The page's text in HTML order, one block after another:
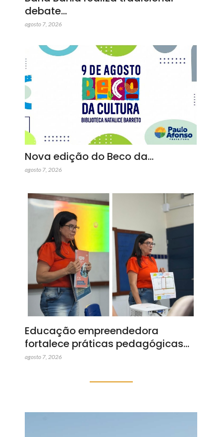
debate…
agosto 7, 2026
Nova edição do Beco da…
agosto 7, 2026
Educação empreendedora
fortalece práticas pedagógicas…
agosto 7, 2026